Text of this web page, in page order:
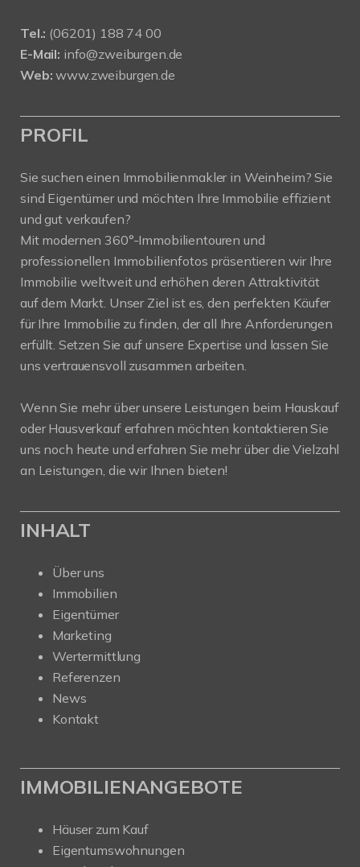
Tel.: (06201) 188 74 00
E-Mail: info@zweiburgen.de
Web: www.zweiburgen.de
PROFIL
Sie suchen einen Immobilienmakler in Weinheim? Sie
sind Eigentümer und möchten Ihre Immobilie effizient
und gut verkaufen?
Mit modernen 360°-Immobilientouren und
professionellen Immobilienfotos präsentieren wir Ihre
Immobilie weltweit und erhöhen deren Attraktivität
auf dem Markt. Unser Ziel ist es, den perfekten Käufer
für Ihre Immobilie zu finden, der all Ihre Anforderungen
erfüllt. Setzen Sie auf unsere Expertise und lassen Sie
uns vertrauensvoll zusammen arbeiten.
Wenn Sie mehr über unsere Leistungen beim Hauskauf
oder Hausverkauf erfahren möchten kontaktieren Sie
uns noch heute und erfahren Sie mehr über die Vielzahl
an Leistungen, die wir Ihnen bieten!
INHALT
Über uns
Immobilien
Eigentümer
Marketing
Wertermittlung
Referenzen
News
Kontakt
IMMOBILIENANGEBOTE
Häuser zum Kauf
Eigentumswohnungen